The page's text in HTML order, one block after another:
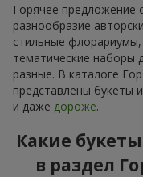
Горячее
разнообразие
стильные
тематические наборы
разные. В каталоге
представлены букеты
и даже дороже.
Какие
в раздел